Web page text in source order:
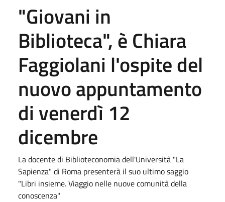
"Giovani in
Biblioteca", è Chiara
Faggiolani l'ospite del
nuovo appuntamento
di venerdì 12
dicembre
La docente di Biblioteconomia dell'Università "La
Sapienza" di Roma presenterà il suo ultimo saggio
"Libri insieme. Viaggio nelle nuove comunità della
conoscenza"